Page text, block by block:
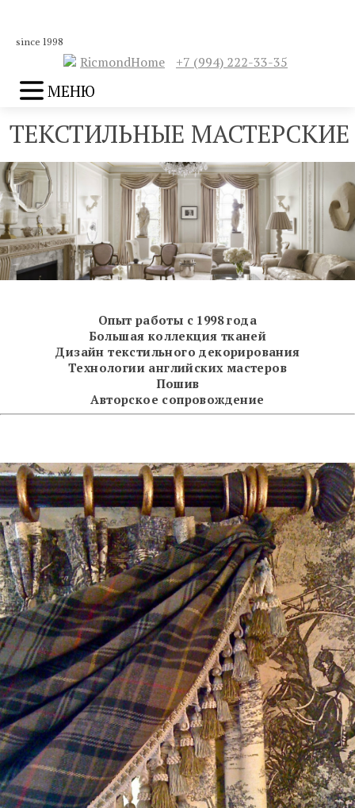
since 1998
RicmondHome +7 (994) 222-33-35
МЕНЮ
ТЕКСТИЛЬНЫЕ МАСТЕРСКИЕ
Опыт работы с 1998 года
Большая коллекция тканей
Дизайн текстильного декорирования
Технологии английских мастеров
Пошив
Авторское сопровождение